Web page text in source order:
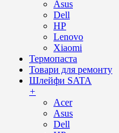
Asus
Dell
HP
Lenovo
Xiaomi
Термопаста
Товари для ремонту
Шлейфи SATA
+
Acer
Asus
Dell